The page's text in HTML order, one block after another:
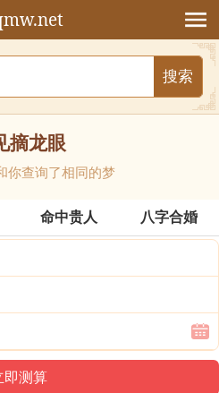
摘龙眼
你查询了相同的梦
命中贵人 八字合婚